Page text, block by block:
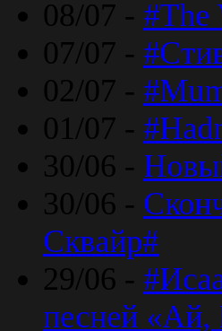
08/07 - #The
07/07 -
02/07 -
01/07 -
30/06 -
30/06 -
Сквайр#
29/06 -
песней